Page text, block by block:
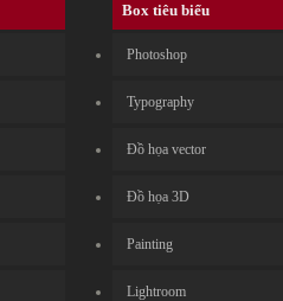
Box tiêu biểu
Photoshop
Typography
Đồ họa vector
Đồ họa 3D
Painting
Lightroom